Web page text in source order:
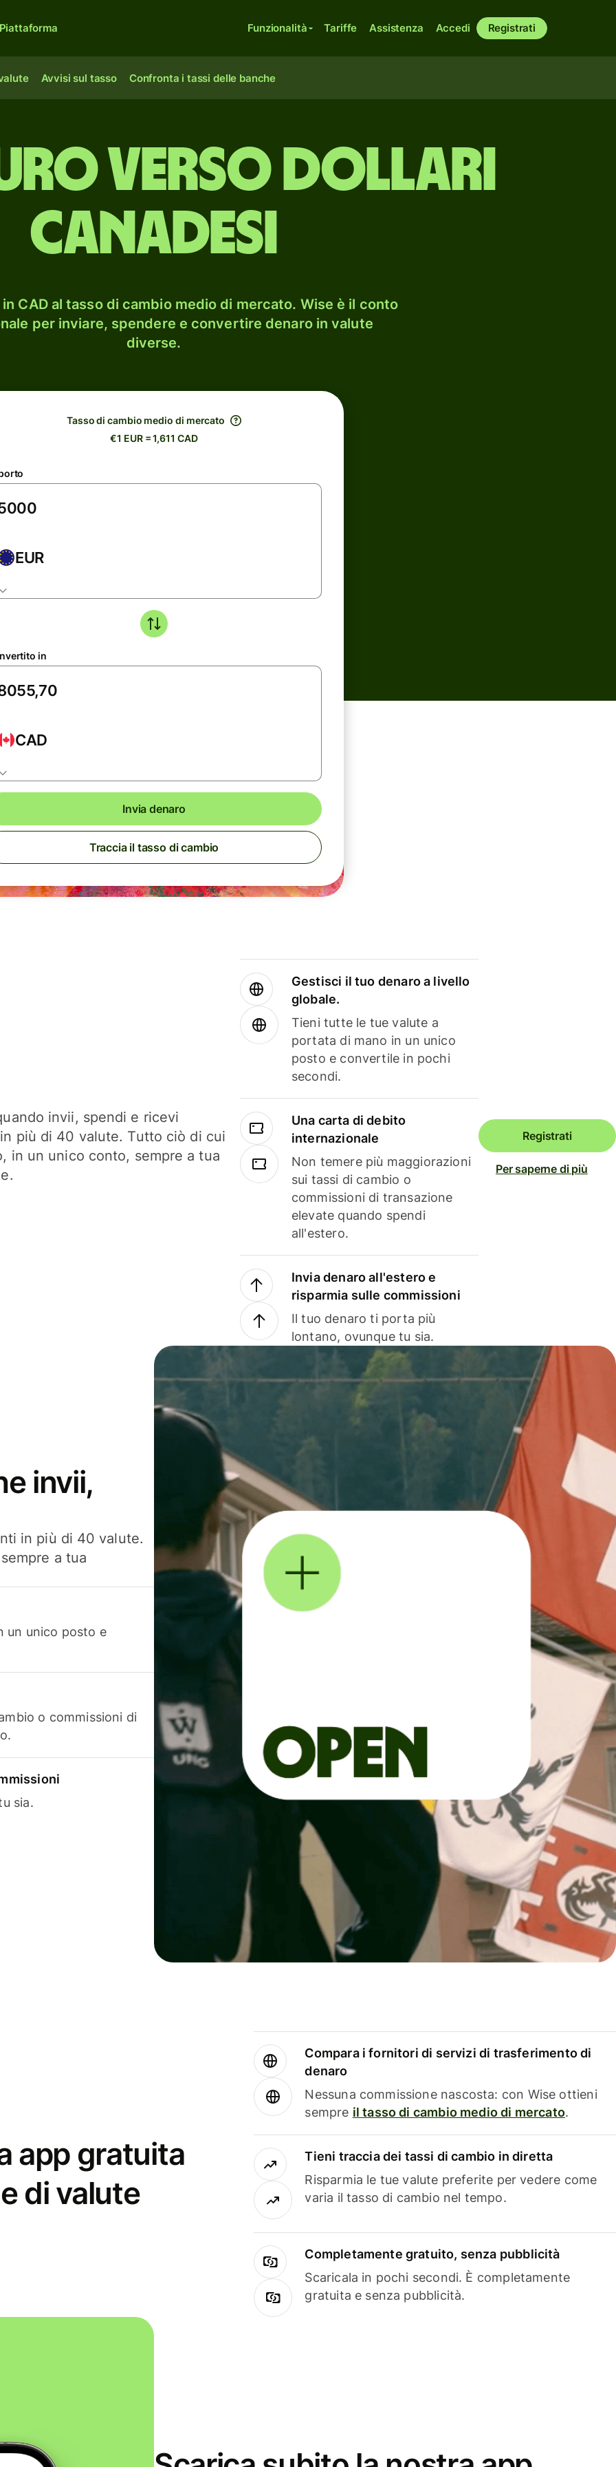
Funzionalità Tariffe Assistenza Accedi Registrati
Avvisi sul tasso Confronta i tassi delle banche
verso dollari
canadesi
CAD al tasso di cambio medio di mercato. Wise è il conto
per inviare, spendere e convertire denaro in valute
diverse.
Tasso di cambio medio di mercato
€1 EUR = 1,611 CAD
EUR
in
CAD
Invia denaro
Traccia il tasso di cambio
invii, spendi e ricevi
più di 40 valute. Tutto ciò di cui
in un unico conto, sempre a tua
Gestisci il tuo denaro a livello
globale.
Tieni tutte le tue valute a
portata di mano in un unico
posto e convertile in pochi
secondi.
Una carta di debito
internazionale
Non temere più maggiorazioni
sui tassi di cambio o
commissioni di transazione
elevate quando spendi
all'estero.
Invia denaro all'estero e
risparmia sulle commissioni
Il tuo denaro ti porta più
lontano, ovunque tu sia.
Registrati
Per saperne di più
invii,
in più di 40 valute.
a tua
un unico posto e
o commissioni di
sia.
app gratuita
di valute
Compara i fornitori di servizi di trasferimento di
denaro
Nessuna commissione nascosta: con Wise ottieni
sempre il tasso di cambio medio di mercato.
Tieni traccia dei tassi di cambio in diretta
Risparmia le tue valute preferite per vedere come
varia il tasso di cambio nel tempo.
Completamente gratuito, senza pubblicità
Scaricala in pochi secondi. È completamente
gratuita e senza pubblicità.